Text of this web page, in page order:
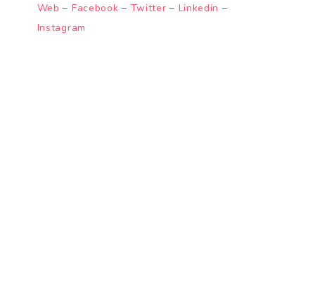
Web – Facebook – Twitter – Linkedin –
Instagram